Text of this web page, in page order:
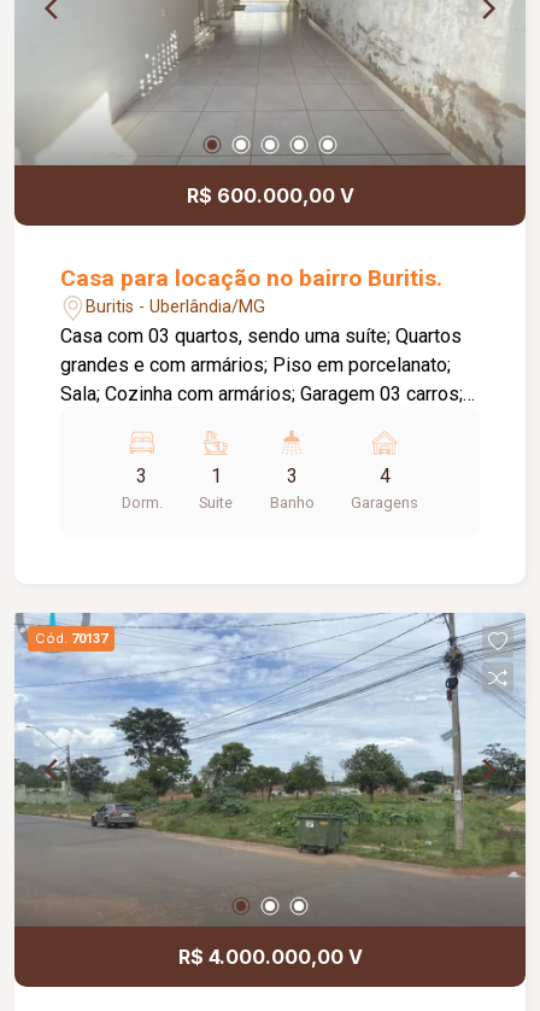
R$ 600.000,00 V
Casa para locação no bairro Buritis.
Buritis - Uberlândia/MG
Casa com 03 quartos, sendo uma suíte; Quartos
grandes e com armários; Piso em porcelanato;
Sala; Cozinha com armários; Garagem 03 carros;
3
Dorm.
1
Suite
3
Banho
4
Garagens
Cód. 70137
R$ 4.000.000,00 V